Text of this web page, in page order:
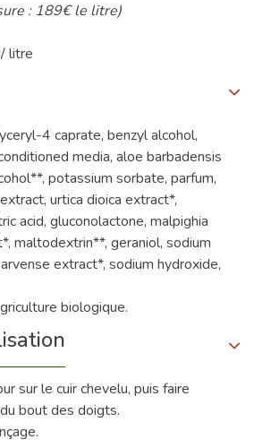
: 189€ le litre)
litre
4 caprate, benzyl alcohol,
media, aloe barbadensis
potassium sorbate, parfum,
urtica dioica extract*,
acid, gluconolactone, malpighia
maltodextrin**, geraniol, sodium
extract*, sodium hydroxide,
biologique.
sur le cuir chevelu, puis faire
bout des doigts.